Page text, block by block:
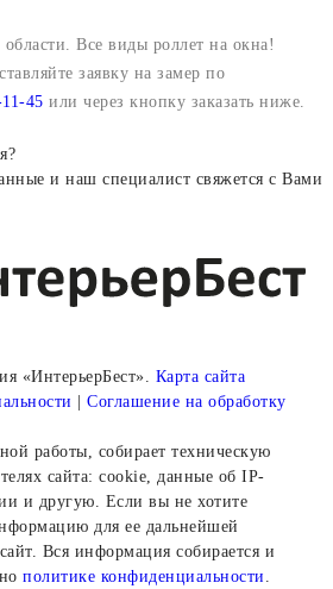
Все виды роллет на окна!
заявку на замер по
45 или через кнопку заказать ниже.
и наш специалист свяжется с Вами
«ИнтерьерБест». Карта сайта
Соглашение на обработку
работы, собирает техническую
сайта: cookie, данные об IP-
и другую. Если вы не хотите
для ее дальнейшей
Вся информация собирается и
политике конфиденциальности